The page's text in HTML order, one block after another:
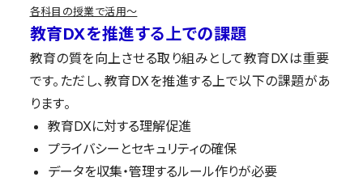
各科目の授業で活用〜
教育DXを推進する上での課題
教育の質を向上させる取り組みとして教育DXは重要
です。ただし、教育DXを推進する上で以下の課題があ
ります。
教育DXに対する理解促進
プライバシーとセキュリティの確保
データを収集・管理するルール作りが必要